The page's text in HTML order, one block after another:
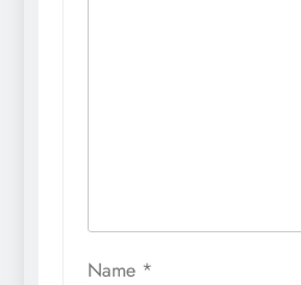
Name *